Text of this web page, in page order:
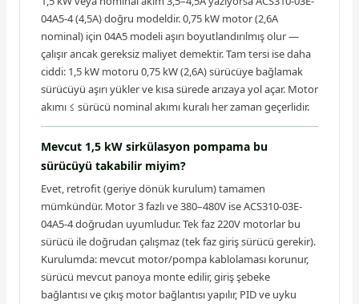
04A5-4 (4,5A) doğru modeldir. 0,75 kW motor (2,6A
nominal) için 04A5 modeli aşırı boyutlandırılmış olur —
çalışır ancak gereksiz maliyet demektir. Tam tersi ise daha
ciddi: 1,5 kW motoru 0,75 kW (2,6A) sürücüye bağlamak
sürücüyü aşırı yükler ve kısa sürede arızaya yol açar. Motor
akımı ≤ sürücü nominal akımı kuralı her zaman geçerlidir.
Mevcut 1,5 kW sirkülasyon pompama bu
sürücüyü takabilir miyim?
Evet, retrofit (geriye dönük kurulum) tamamen
mümkündür. Motor 3 fazlı ve 380–480V ise ACS310-03E-
04A5-4 doğrudan uyumludur. Tek faz 220V motorlar bu
sürücü ile doğrudan çalışmaz (tek faz giriş sürücü gerekir).
Kurulumda: mevcut motor/pompa kablolaması korunur,
sürücü mevcut panoya monte edilir, giriş şebeke
bağlantısı ve çıkış motor bağlantısı yapılır, PID ve uyku